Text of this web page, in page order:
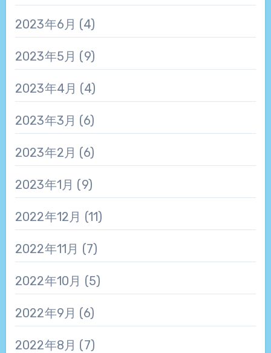
2023年6月 (4)
2023年5月 (9)
2023年4月 (4)
2023年3月 (6)
2023年2月 (6)
2023年1月 (9)
2022年12月 (11)
2022年11月 (7)
2022年10月 (5)
2022年9月 (6)
2022年8月 (7)